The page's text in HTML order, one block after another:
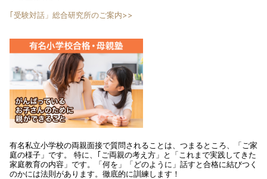
｢受験対話」総合研究所のご案内>>
有名私立小学校の両親面接で質問されることは、つまるところ、「ご家
庭の様子」です。 特に、｢ご両親の考え方」と「これまで実践してきた
家庭教育の内容」です。「何を」「どのように」話すと合格に結びつく
のかには法則があります。徹底的に訓練します！